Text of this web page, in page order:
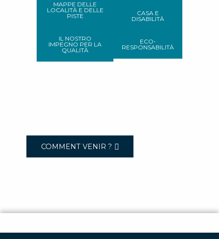
MAPPE DELLE
LOCALITÀ E DELLE
PISTE
IL NOSTRO
IMPEGNO PER LA
QUALITÀ
CASA E
DISABILITÀ
ECO-
RESPONSABILITÀ
COMMENT VENIR ?